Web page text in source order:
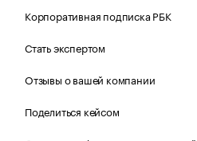
Корпоративная подписка РБК
Стать экспертом
Отзывы о вашей компании
Поделиться кейсом